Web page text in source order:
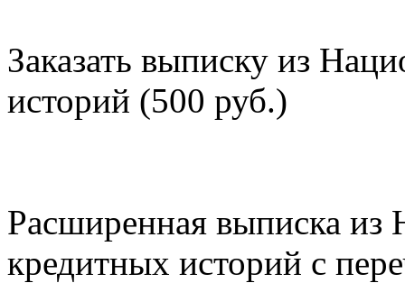
Заказать выписку из
историй (500 руб.)
Расширенная выписка из
кредитных историй с